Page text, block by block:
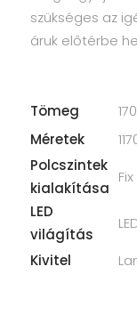
szükséges az
áruk előtérbe
Tömeg
Méretek
Polcszintek
kialakítása
LED
világítás
Kivitel